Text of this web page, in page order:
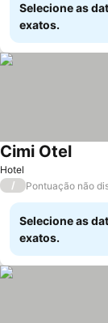
Selecione as
exatos.
Hotel
Cimi OtelVer
/ Pontuação não
Selecione as
exatos.